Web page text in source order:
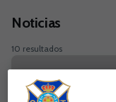
Noticias
10 resultados